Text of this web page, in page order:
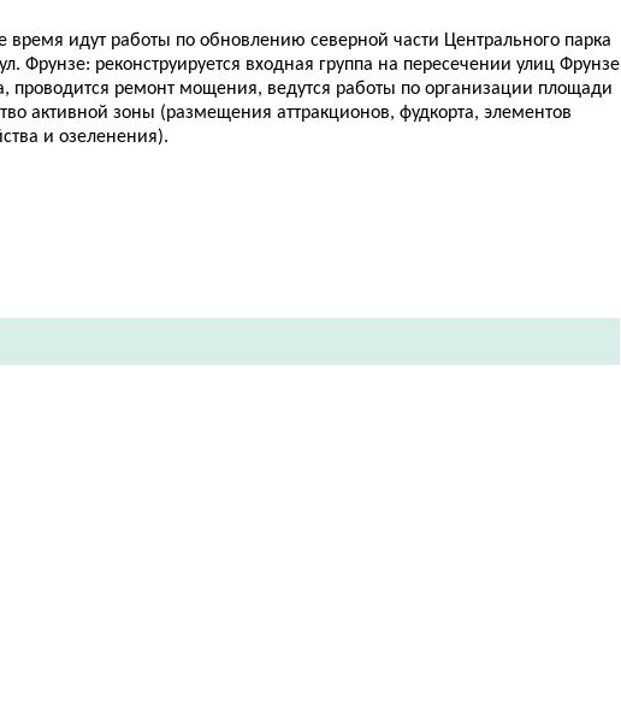
время идут работы по обновлению северной части Центрального парка
Фрунзе: реконструируется входная группа на пересечении улиц Фрунзе
проводится ремонт мощения, ведутся работы по организации площади
активной зоны (размещения аттракционов, фудкорта, элементов
и озеленения).